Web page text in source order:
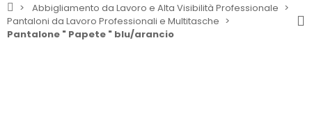
Abbigliamento da Lavoro e Alta Visibilità Professionale
Pantaloni da Lavoro Professionali e Multitasche
Pantalone " Papete " blu/arancio